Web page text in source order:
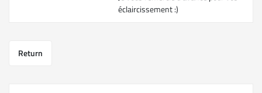
éclaircissement :)
Return